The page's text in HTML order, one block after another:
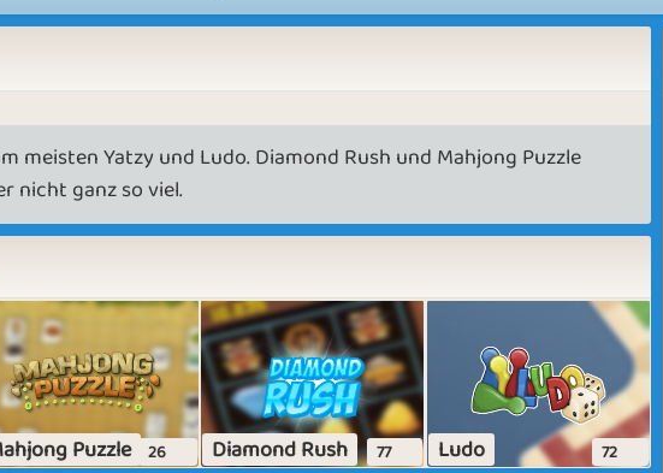
meisten Yatzy und Ludo. Diamond Rush und Mahjong Puzzle
nicht ganz so viel.
Puzzle 26 Diamond Rush 77 Ludo 72